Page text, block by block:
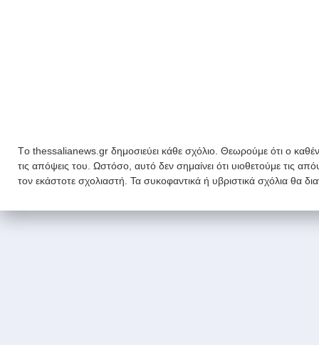
Tο thessalianews.gr δημοσιεύει κάθε σχόλιο. Θεωρούμε ότι ο
τις απόψεις του. Ωστόσο, αυτό δεν σημαίνει ότι υιοθετούμε τις
τον εκάστοτε σχολιαστή. Τα συκοφαντικά ή υβριστικά σχόλια θα